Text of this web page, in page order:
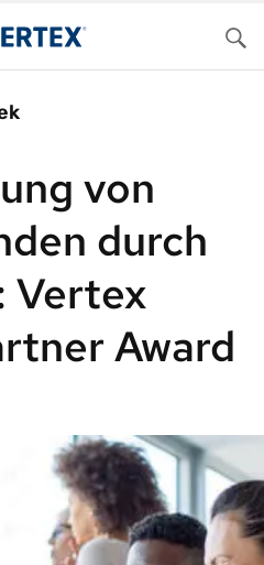
von
durch
Vertex
Award